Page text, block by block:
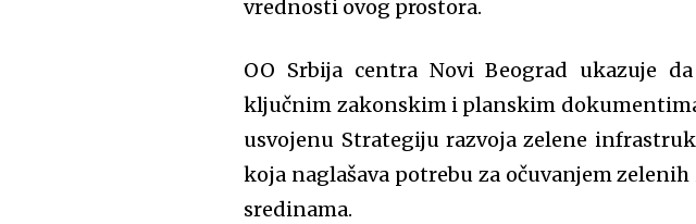
vrednosti ovog prostora.
OO Srbija centraNoviBeograd ukazuje
ključnim zakonskim i planskim
usvojenu Strategiju razvoja zelene
koja naglašava potrebu za očuvanjem
sredinama.